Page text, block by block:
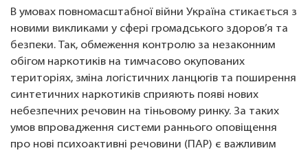
В умовах повномасштабної війни Україна стикається з
новими викликами у сфері громадського здоров’я та
безпеки. Так, обмеження контролю за незаконним
обігом наркотиків на тимчасово окупованих
територіях, зміна логістичних ланцюгів та поширення
синтетичних наркотиків сприяють появі нових
небезпечних речовин на тіньовому ринку. За таких
умов впровадження системи раннього оповіщення
про нові психоактивні речовини (ПАР) є важливим